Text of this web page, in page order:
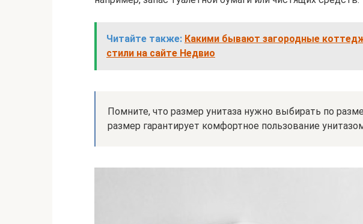
Читайте также: Какими бывают загородные
стили на сайте Недвио
Помните, что размер унитаза нужно выбирать по
размер гарантирует комфортное пользование